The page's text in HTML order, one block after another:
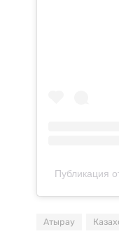
Публикация
Атырау